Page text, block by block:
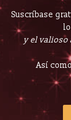
Suscríbase
y el valioso
Así